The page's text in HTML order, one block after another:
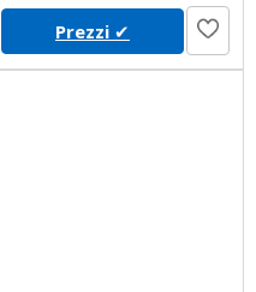
Prezzi ✔